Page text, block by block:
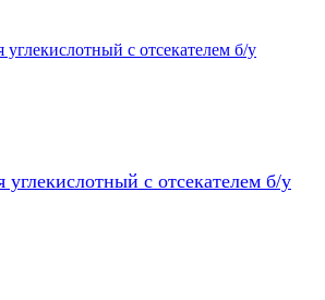
углекислотный c отсекателем б/у